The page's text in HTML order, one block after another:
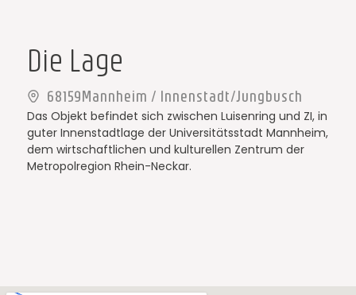
Die Lage
68159Mannheim / Innenstadt/Jungbusch
Das Objekt befindet sich zwischen Luisenring und ZI, in
guter Innenstadtlage der Universitätsstadt Mannheim,
dem wirtschaftlichen und kulturellen Zentrum der
Metropolregion Rhein-Neckar.